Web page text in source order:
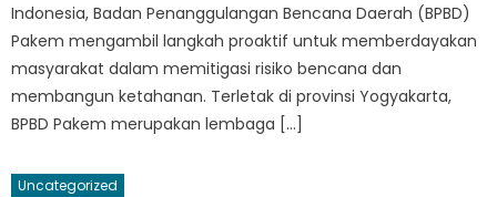
Indonesia, Badan Penanggulangan Bencana Daerah (BPBD)
Pakem mengambil langkah proaktif untuk memberdayakan
masyarakat dalam memitigasi risiko bencana dan
membangun ketahanan. Terletak di provinsi Yogyakarta,
BPBD Pakem merupakan lembaga […]
Uncategorized